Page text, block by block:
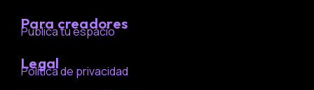
Para creadores
Publica tu espacio
Legal
Política de privacidad